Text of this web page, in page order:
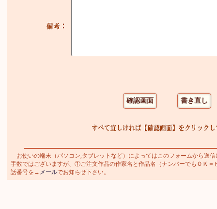
お使いの端末（パソコン,タブレットなど）によってはこのフォームから送
手数ではございますが、①ご注文作品の作家名と作品名（ナンバーでもＯＫ
話番号を→ メールでお知らせ下さい。